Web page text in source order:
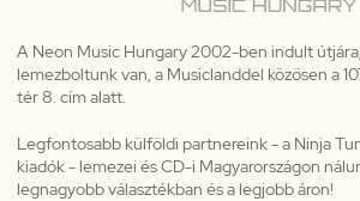
A Neon Music Hungary 2002-ben indult
lemezboltunk van, a Musiclanddel közösen a
tér 8. cím alatt.
Legfontosabb külföldi partnereink - a Ninja
kiadók - lemezei és CD-i Magyarországon
legnagyobb választékban és a legjobb áron!